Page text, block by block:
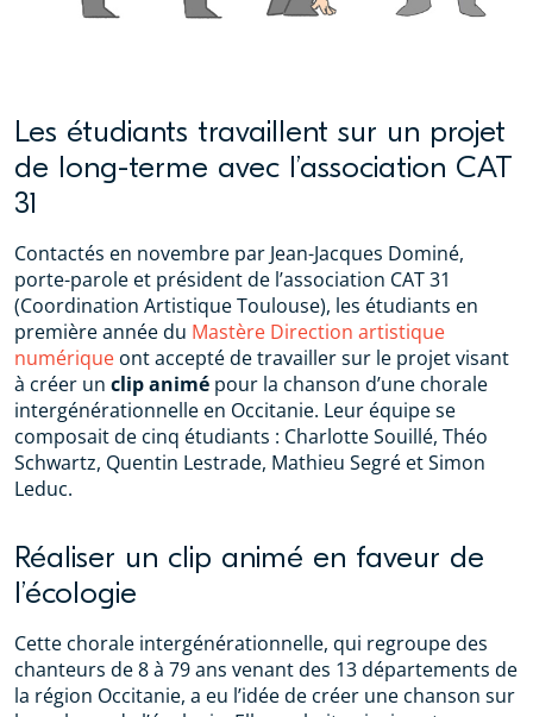
Les étudiants travaillent sur un projet
de long-terme avec l’association CAT
31
Contactés en novembre par Jean-Jacques Dominé,
porte-parole et président de l’association CAT 31
(Coordination Artistique Toulouse), les étudiants en
première année du Mastère Direction artistique
numérique ont accepté de travailler sur le projet visant
à créer un clip animé pour la chanson d’une chorale
intergénérationnelle en Occitanie. Leur équipe se
composait de cinq étudiants : Charlotte Souillé, Théo
Schwartz, Quentin Lestrade, Mathieu Segré et Simon
Leduc.
Réaliser un clip animé en faveur de
l’écologie
Cette chorale intergénérationnelle, qui regroupe des
chanteurs de 8 à 79 ans venant des 13 départements de
la région Occitanie, a eu l’idée de créer une chanson sur